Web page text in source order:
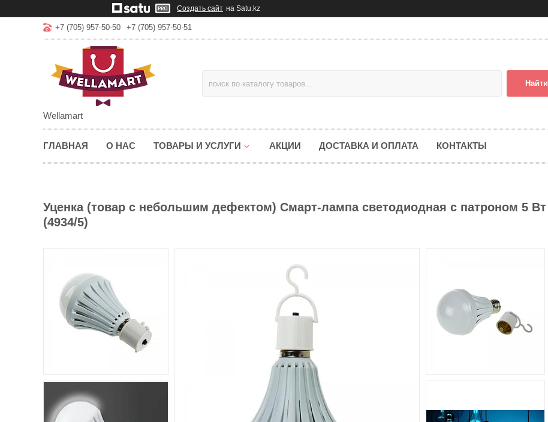
Создать сайт на Satu.kz
+7 (705) 957-50-50 +7 (705) 957-50-51
Wellamart
Найти
ГЛАВНАЯ О НАС ТОВАРЫ И УСЛУГИ АКЦИИ ДОСТАВКА И ОПЛАТА КОНТАКТЫ
Уценка (товар с небольшим дефектом) Смарт-лампа светодиодная с патроном 5 Вт
(4934/5)